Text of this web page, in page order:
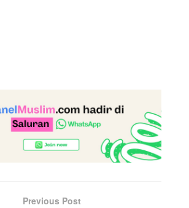
Previous Post